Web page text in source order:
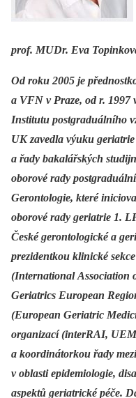
prof. MUDr. Eva
Od roku 2005 je
a VFN v Praze, od r. 1997
Institutu postgraduálního
UK zavedla výuku
a řady bakalářských
oborové rady
Gerontologie, které
oborové rady geriatrie 1.
České gerontologické a
prezidentkou klinické
(International Association
Geriatrics European
(European Geriatric
organizací (interRAI,
a koordinátorkou řady
v oblasti epidemiologie,
aspektů geriatrické péče.